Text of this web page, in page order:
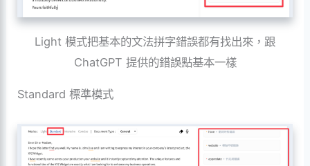
Light 模式把基本的文法拼字錯誤都有找出來，跟
ChatGPT 提供的錯誤點基本一樣
Standard 標準模式